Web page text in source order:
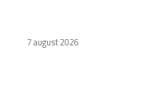
7 august 2026